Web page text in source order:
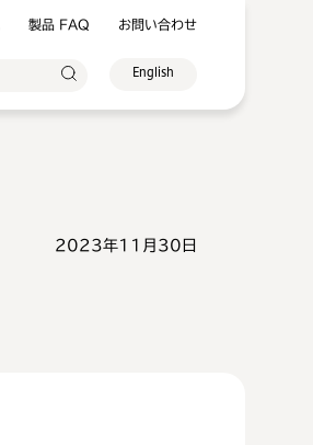
製品 FAQ お問い合わせ
English
2023年11月30日